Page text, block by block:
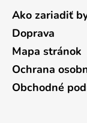
Ako zariadiť
Doprava
Mapa stránok
Ochrana
Obchodné